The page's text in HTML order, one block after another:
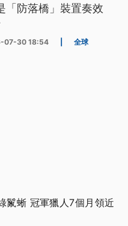
「防落橋」裝置奏效
07-30 18:54 全球
鬣蜥 冠軍獵人7個月領近